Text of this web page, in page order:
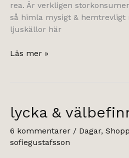
rea. Är verkligen
så himla mysigt & hemtrevligt
ljuskällor här
macbook
Läs mer »
lycka &
6 kommentarer / Dagar,
sofiegustafsson